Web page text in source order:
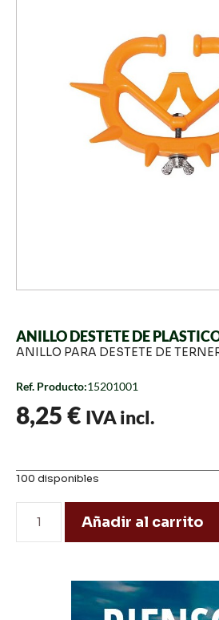
ANILLO DESTETE DE
ANILLO PARA DESTETE DE
Ref. Producto:15201001
8,25€ IVA incl.
100 disponibles
Añadir al carrito